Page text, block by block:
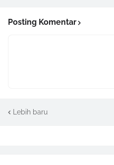
Posting Komentar
Lebih baru